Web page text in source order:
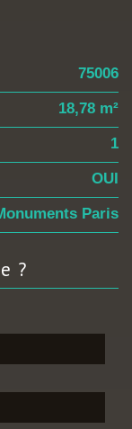
75006
18,78 m²
1
OUI
Paris
?